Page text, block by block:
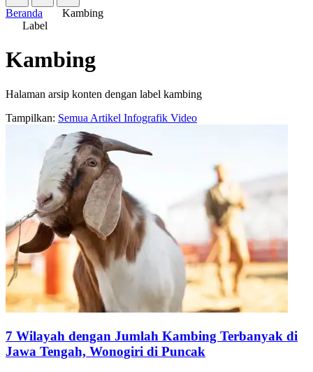
Beranda
Kambing
SemuaArtikel
7 Wilayah dengan Jumlah Kambing Terbanyak di
Jawa Tengah, Wonogiri di Puncak